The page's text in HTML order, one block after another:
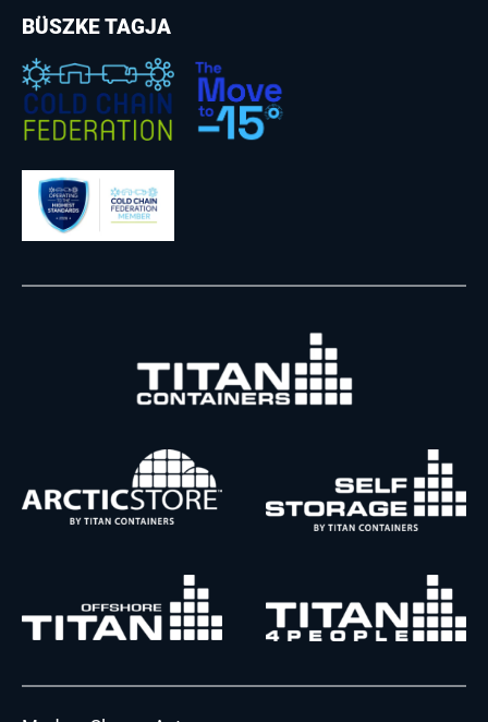
BÜSZKE TAGJA